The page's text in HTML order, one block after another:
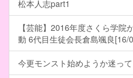
松本人志part1
【芸能】2016年度さくら学
動 6代目生徒会長倉島颯良[16/
今更モンスト始めようか迷っ